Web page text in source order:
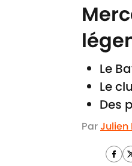
Le
Le
Des
ParJulien